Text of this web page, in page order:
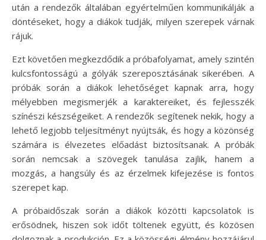
után a rendezők általában egyértelműen kommunikálják a
döntéseket, hogy a diákok tudják, milyen szerepek várnak
rájuk.
Ezt követően megkezdődik a próbafolyamat, amely szintén
kulcsfontosságú a gólyák szereposztásának sikerében. A
próbák során a diákok lehetőséget kapnak arra, hogy
mélyebben megismerjék a karaktereiket, és fejlesszék
színészi készségeiket. A rendezők segítenek nekik, hogy a
lehető legjobb teljesítményt nyújtsák, és hogy a közönség
számára is élvezetes előadást biztosítsanak. A próbák
során nemcsak a szövegek tanulása zajlik, hanem a
mozgás, a hangsúly és az érzelmek kifejezése is fontos
szerepet kap.
A próbaidőszak során a diákok közötti kapcsolatok is
erősödnek, hiszen sok időt töltenek együtt, és közösen